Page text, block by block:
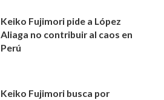
Keiko Fujimori pide a López
Aliaga no contribuir al caos en
Perú
Keiko Fujimori busca por